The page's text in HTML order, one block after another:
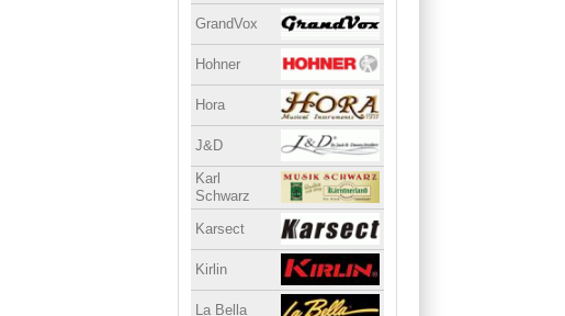
GrandVox
Hohner
Hora
J&D
Karl
Schwarz
Karsect
Kirlin
La Bella